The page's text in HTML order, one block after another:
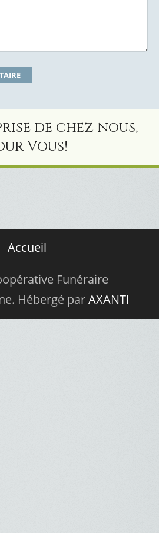
de chez nous,
Vous!
Accueil
Funéraire
Hébergé parAXANTI